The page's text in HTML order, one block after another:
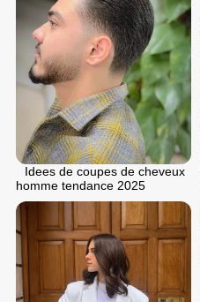
Idees de coupes de cheveux
homme tendance 2025